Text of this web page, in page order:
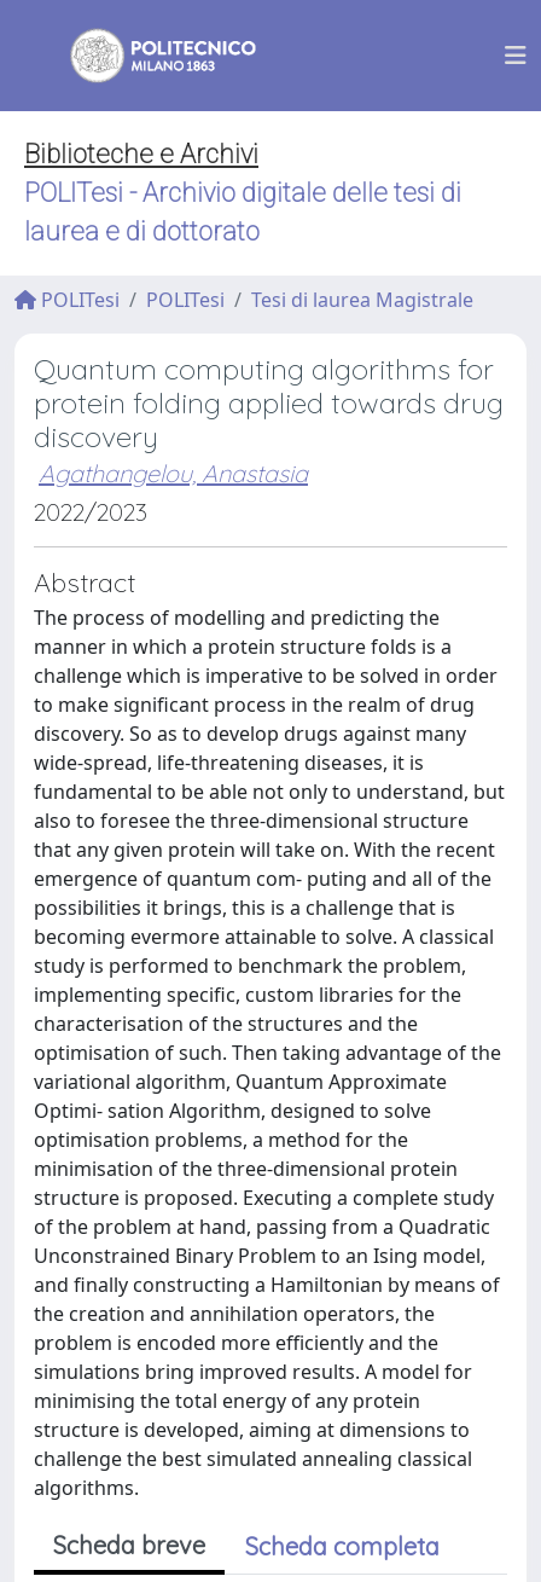
Biblioteche e Archivi
POLITesi - Archivio digitale delle tesi di
laurea e di dottorato
POLITesi POLITesi Tesi di laurea Magistrale
Quantum computing algorithms for
protein folding applied towards drug
discovery
Agathangelou, Anastasia
2022/2023
Abstract
The process of modelling and predicting the
manner in which a protein structure folds is a
challenge which is imperative to be solved in order
to make significant process in the realm of drug
discovery. So as to develop drugs against many
wide-spread, life-threatening diseases, it is
fundamental to be able not only to understand, but
also to foresee the three-dimensional structure
that any given protein will take on. With the recent
emergence of quantum com- puting and all of the
possibilities it brings, this is a challenge that is
becoming evermore attainable to solve. A classical
study is performed to benchmark the problem,
implementing specific, custom libraries for the
characterisation of the structures and the
optimisation of such. Then taking advantage of the
variational algorithm, Quantum Approximate
Optimi- sation Algorithm, designed to solve
optimisation problems, a method for the
minimisation of the three-dimensional protein
structure is proposed. Executing a complete study
of the problem at hand, passing from a Quadratic
Unconstrained Binary Problem to an Ising model,
and finally constructing a Hamiltonian by means of
the creation and annihilation operators, the
problem is encoded more efficiently and the
simulations bring improved results. A model for
minimising the total energy of any protein
structure is developed, aiming at dimensions to
challenge the best simulated annealing classical
algorithms.
Scheda breve Scheda completa